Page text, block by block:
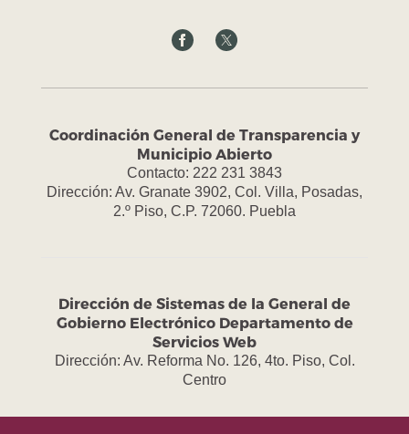
Coordinación General de Transparencia y
Municipio Abierto
Contacto: 222 231 3843
Dirección: Av. Granate 3902, Col. Villa, Posadas,
2.º Piso, C.P. 72060. Puebla
Dirección de Sistemas de la General de
Gobierno Electrónico Departamento de
Servicios Web
Dirección: Av. Reforma No. 126, 4to. Piso, Col.
Centro